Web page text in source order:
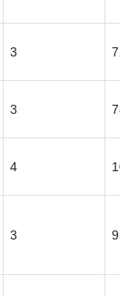
3 72 €
3 78 €
4 102
3 95 €